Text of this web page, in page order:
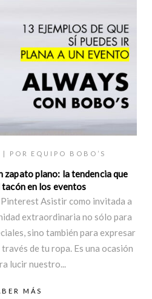
| POR EQUIPO BOBO’S
zapato plano: la tendencia que
tacón en los eventos
Asistir como invitada a
extraordinaria no sólo para
sino también para expresar
de tu ropa. Es una ocasión
lucir nuestro...
MÁS